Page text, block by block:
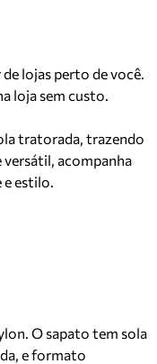
lojas perto de você.
loja sem custo.
tratorada, trazendo
acompanha
e estilo.
O sapato tem sola
e formato